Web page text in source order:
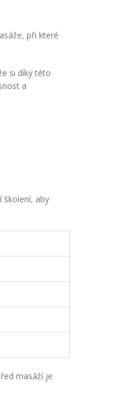
při které
si díky této
a
školení, aby
masáží je